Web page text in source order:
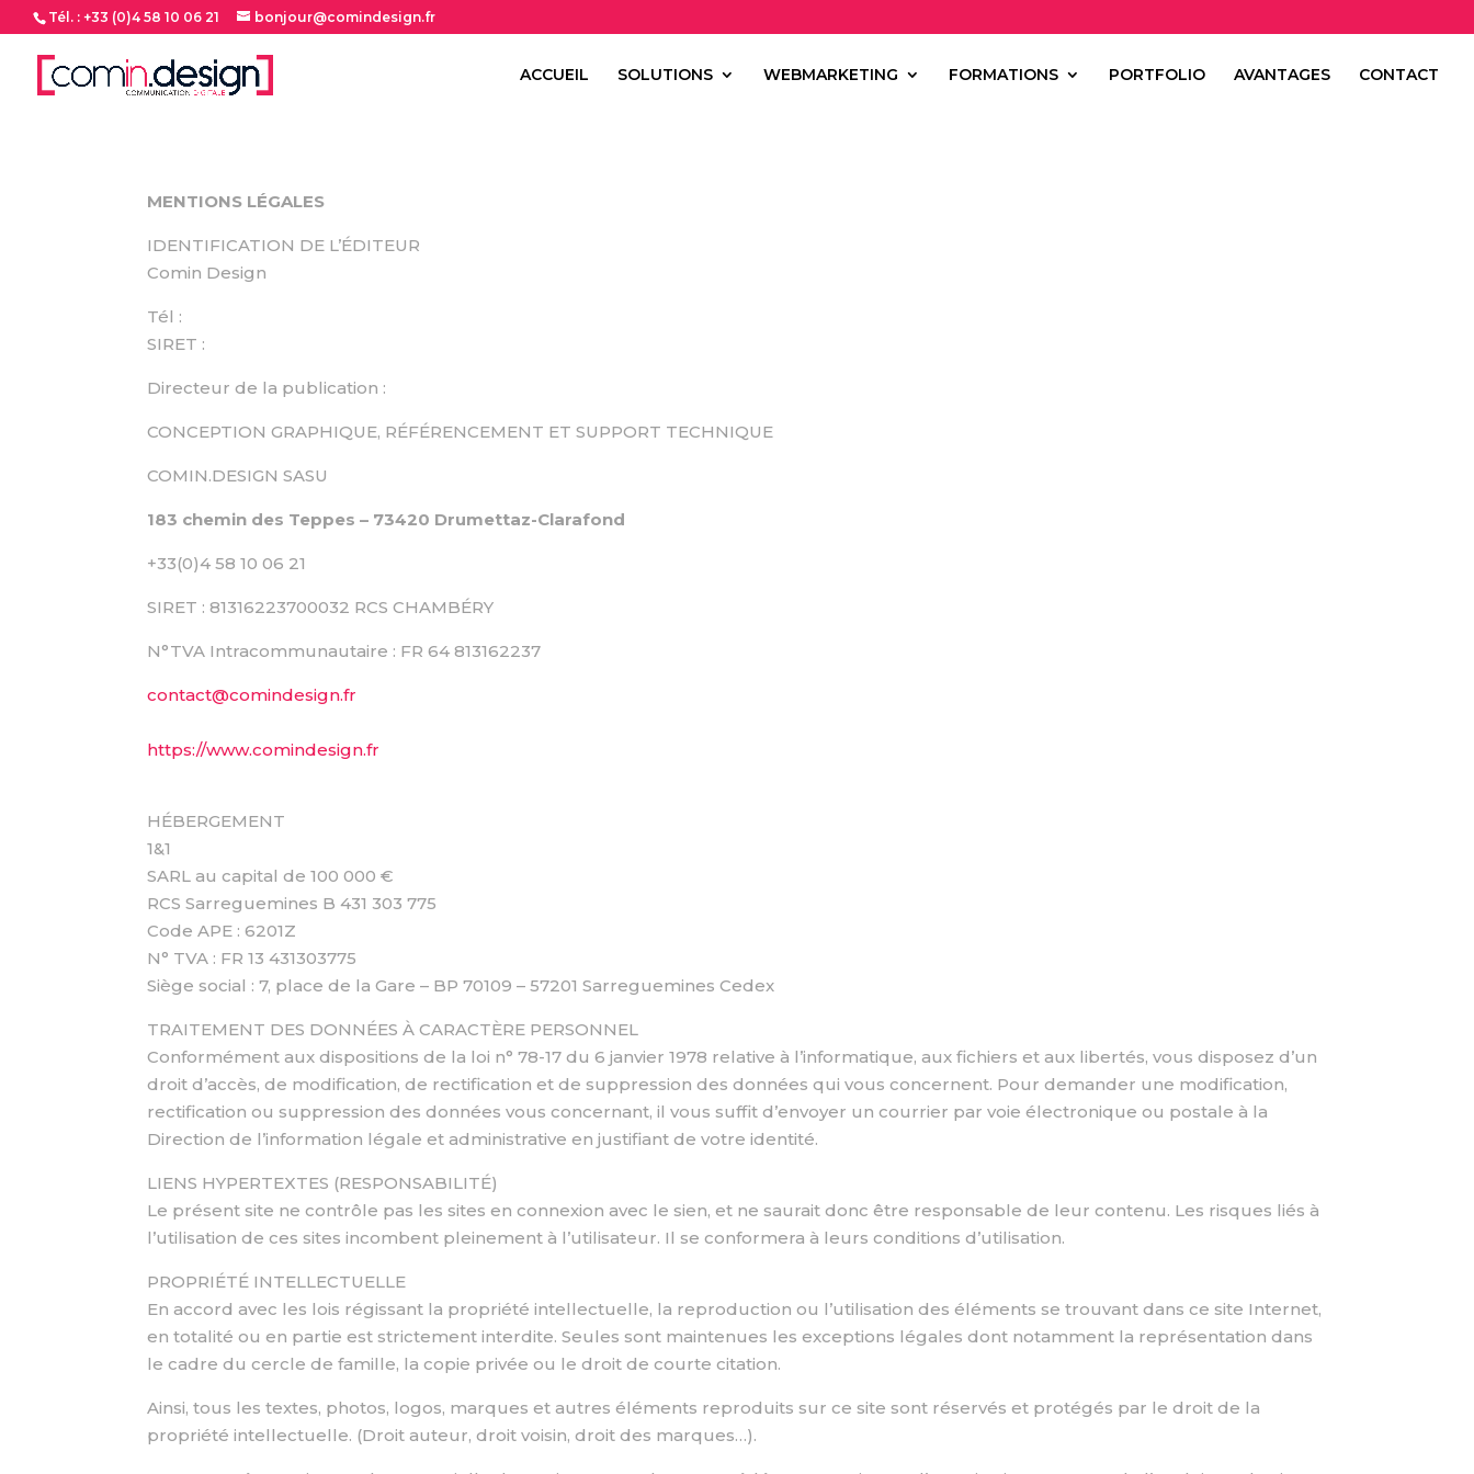
Tél. : +33 (0)4 58 10 06 21 bonjour@comindesign.fr
ACCUEIL SOLUTIONS WEBMARKETING FORMATIONS PORTFOLIO AVANTAGES CONTACT
MENTIONS LÉGALES
IDENTIFICATION DE L’ÉDITEUR
Comin Design
Tél :
SIRET :
Directeur de la publication :
CONCEPTION GRAPHIQUE, RÉFÉRENCEMENT ET SUPPORT TECHNIQUE
COMIN.DESIGN SASU
183 chemin des Teppes – 73420 Drumettaz-Clarafond
+33(0)4 58 10 06 21
SIRET : 81316223700032 RCS CHAMBÉRY
N°TVA Intracommunautaire : FR 64 813162237
contact@comindesign.fr
https://www.comindesign.fr
HÉBERGEMENT
1&1
SARL au capital de 100 000 €
RCS Sarreguemines B 431 303 775
Code APE : 6201Z
N° TVA : FR 13 431303775
Siège social : 7, place de la Gare – BP 70109 – 57201 Sarreguemines Cedex
TRAITEMENT DES DONNÉES À CARACTÈRE PERSONNEL
Conformément aux dispositions de la loi n° 78-17 du 6 janvier 1978 relative à l’informatique, aux fichiers et aux libertés, vous disposez d’un
droit d’accès, de modification, de rectification et de suppression des données qui vous concernent. Pour demander une modification,
rectification ou suppression des données vous concernant, il vous suffit d’envoyer un courrier par voie électronique ou postale à la
Direction de l’information légale et administrative en justifiant de votre identité.
LIENS HYPERTEXTES (RESPONSABILITÉ)
Le présent site ne contrôle pas les sites en connexion avec le sien, et ne saurait donc être responsable de leur contenu. Les risques liés à
l’utilisation de ces sites incombent pleinement à l’utilisateur. Il se conformera à leurs conditions d’utilisation.
PROPRIÉTÉ INTELLECTUELLE
En accord avec les lois régissant la propriété intellectuelle, la reproduction ou l’utilisation des éléments se trouvant dans ce site Internet,
en totalité ou en partie est strictement interdite. Seules sont maintenues les exceptions légales dont notamment la représentation dans
le cadre du cercle de famille, la copie privée ou le droit de courte citation.
Ainsi, tous les textes, photos, logos, marques et autres éléments reproduits sur ce site sont réservés et protégés par le droit de la
propriété intellectuelle. (Droit auteur, droit voisin, droit des marques…).